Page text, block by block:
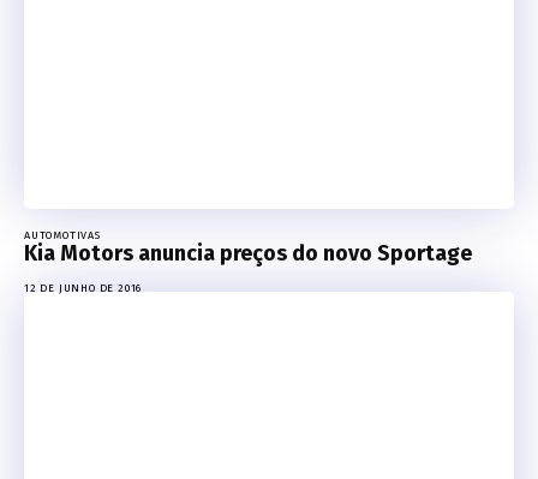
AUTOMOTIVAS
Kia Motors anuncia preços do novo Sportage
12 DE JUNHO DE 2016